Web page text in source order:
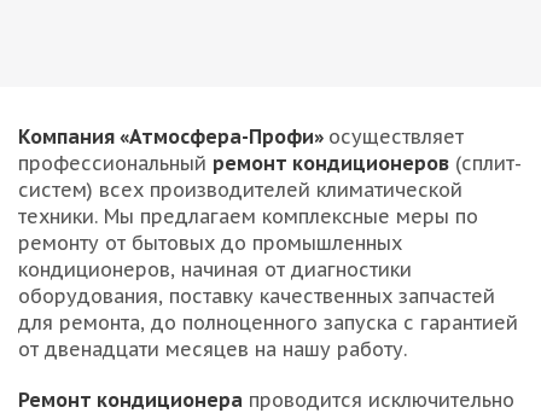
Компания «Атмосфера-Профи» осуществляет
профессиональный ремонт кондиционеров (сплит-
систем) всех производителей климатической
техники. Мы предлагаем комплексные меры по
ремонту от бытовых до промышленных
кондиционеров, начиная от диагностики
оборудования, поставку качественных запчастей
для ремонта, до полноценного запуска с гарантией
от двенадцати месяцев на нашу работу.
Ремонт кондиционера проводится исключительно